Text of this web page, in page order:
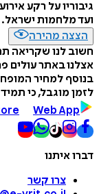
גיבוריו על רקע
ועד מלחמות ישראל.
הצצה מהירה
חשוב לנו שקריאה
אצלנו באתר עולים
בנוסף למחיר
לזמן מוגבל, כי
Web App
דברו איתנו
צרו קשר